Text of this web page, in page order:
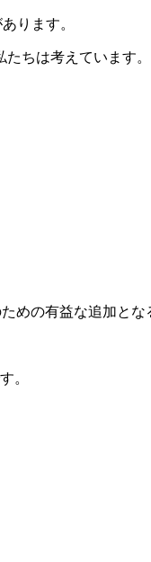
ります。
ちは考えています。
めの有益な追加と
。